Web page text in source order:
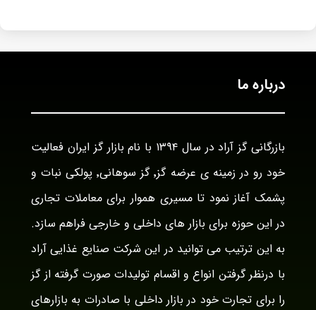
درباره ما
بازرگانی گز آراد در سال ۱۳۹۴ با نام بازار گز ایران فعالیت
خود رو در زمینه ی عرضه گز٬ گز سوهانی٬ پولکی نبات و
پشمک آغاز نمود تا مسیری هموار برای معاملات تجاری
در این حوزه برای بازار های داخلی و خارجی فراهم سازد.
به این ترتیب می توانید در این شرکت صنایع غذایی آراد
با درنظر گرفتن انواع و اقسام تولیدات صورت گرفته از گز
را برای تجارت خود در بازار داخلی با صادرات به بازارهای